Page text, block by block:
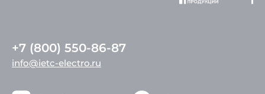
+7 (800) 550-86-87
info@ietc-electro.ru